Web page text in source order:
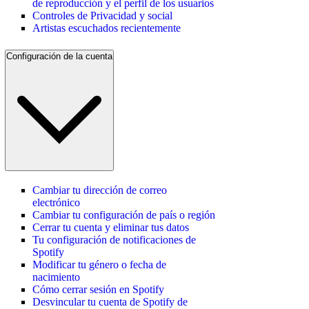
de reproducción y el perfil de los usuarios
Controles de Privacidad y social
Artistas escuchados recientemente
Configuración de la cuenta
Cambiar tu dirección de correo
electrónico
Cambiar tu configuración de país o región
Cerrar tu cuenta y eliminar tus datos
Tu configuración de notificaciones de
Spotify
Modificar tu género o fecha de
nacimiento
Cómo cerrar sesión en Spotify
Desvincular tu cuenta de Spotify de